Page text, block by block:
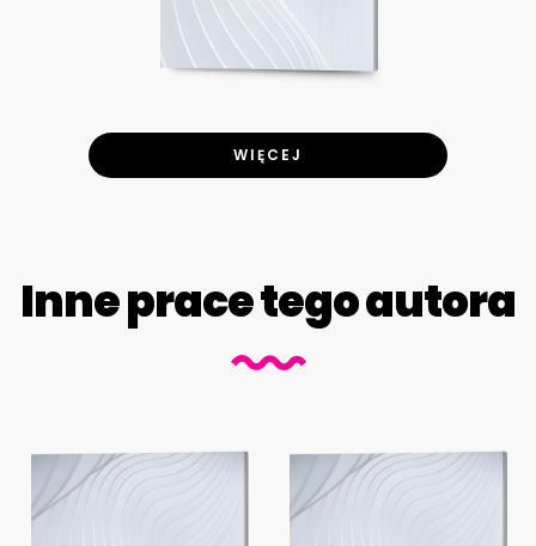
WIĘCEJ
Inne prace tego autora